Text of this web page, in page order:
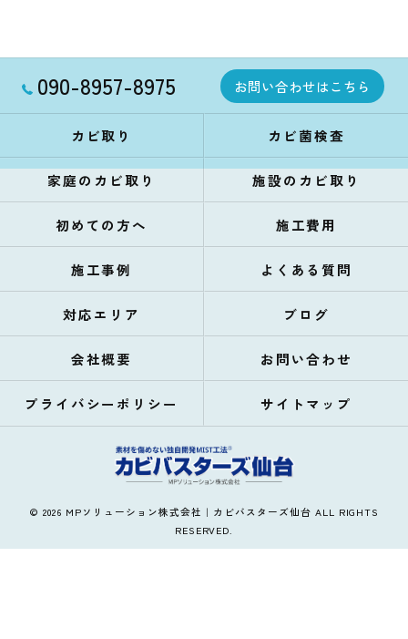
090-8957-8975 お問い合わせはこちら
カビ取り カビ菌検査
家庭のカビ取り 施設のカビ取り
初めての方へ 施工費用
施工事例 よくある質問
対応エリア ブログ
会社概要 お問い合わせ
プライバシーポリシー サイトマップ
© 2026 MPソリューション株式会社｜カビバスターズ仙台 ALL RIGHTS
RESERVED.